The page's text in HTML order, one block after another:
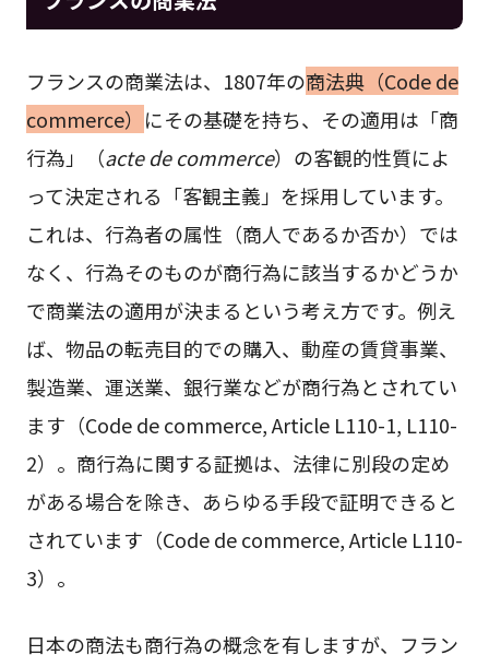
フランスの商業法は、1807年の商法典（Code de
commerce） にその基礎を持ち、その適用は「商
行為」（acte de commerce）の客観的性質によ
って決定される「客観主義」を採用しています。
これは、行為者の属性（商人であるか否か）では
なく、行為そのものが商行為に該当するかどうか
で商業法の適用が決まるという考え方です。例え
ば、物品の転売目的での購入、動産の賃貸事業、
製造業、運送業、銀行業などが商行為とされてい
ます（Code de commerce, Article L110-1, L110-
2）。商行為に関する証拠は、法律に別段の定め
がある場合を除き、あらゆる手段で証明できると
されています（Code de commerce, Article L110-
3）。
日本の商法も商行為の概念を有しますが、フラン